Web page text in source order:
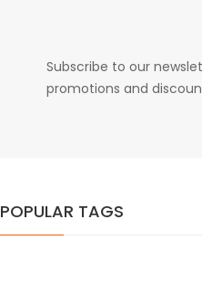
Subscribe to our
promotions and
POPULAR TAGS